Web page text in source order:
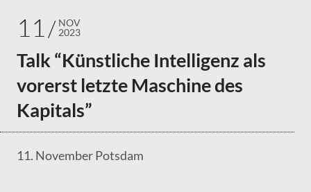
11
NOV
2023
Talk “Künstliche Intelligenz als
vorerst letzte Maschine des
Kapitals”
11. November Potsdam